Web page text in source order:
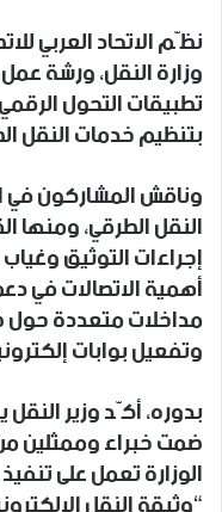
نظّم الاتحاد العربي
وزارة النقل، ورشة
تطبيقات التحول
بتنظيم خدمات النقل
وناقش المشاركون في
النقل الطرقي، ومنها
إجراءات التوثيق
أهمية الاتصالات في
وتفعيل بوابات
بدوره، أكّد وزير
ضمت خبراء وممثلين
الوزارة تعمل على